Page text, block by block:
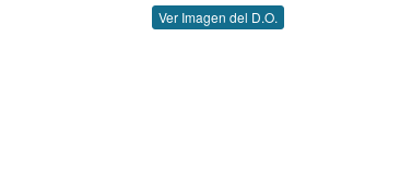
Ver Imagen del D.O.